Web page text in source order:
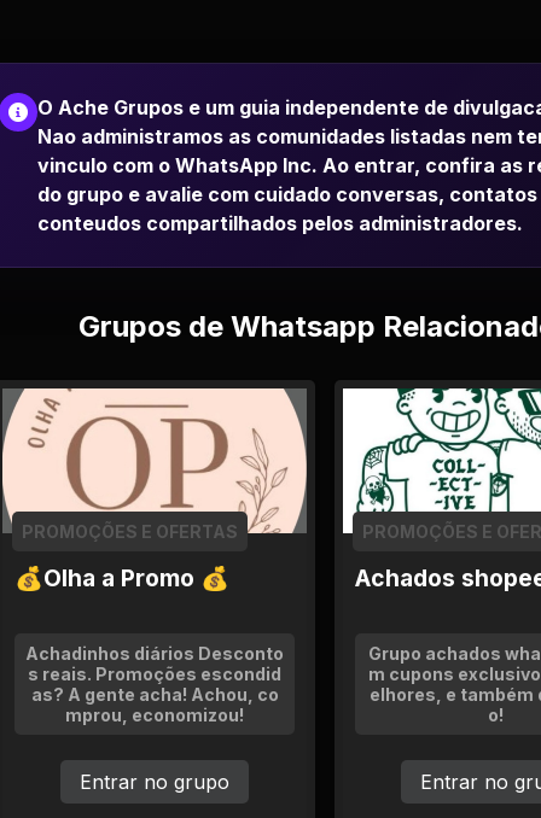
O Ache Grupos e um guia independente de
Nao administramos as comunidades listadas nem
vinculo com o WhatsApp Inc. Ao entrar, confira as
do grupo e avalie com cuidado conversas, contatos
conteudos compartilhados pelos administradores.
Grupos de Whatsapp
💰Olha a Promo 💰
PROMOÇÕES E OFERTAS
Achadinhos diários Desconto
s reais. Promoções escondid
as? A gente acha! Achou, co
mprou, economizou!
Entrar no grupo
Achados
PROMOÇÕES E
Grupo achados
m cupons
elhores, e também
o!
Entrar no